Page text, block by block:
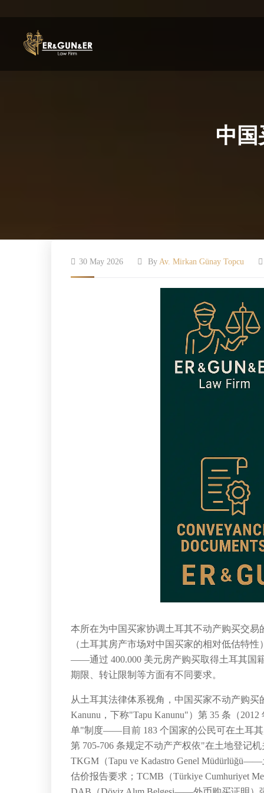
中
30 May 2026 By Av. Mirkan Günay Topcu
本所在为中国买家协调土耳其不动产购买交
（土耳其房产市场对中国买家的相对低估特
——通过 400.000 美元房产购买取得土耳其国
期限、转让限制等方面有不同要求。
从土耳其法律体系视角，中国买家不动产购
Kanunu，下称"Tapu Kanunu"）第 35 条（
单"制度——目前 183 个国家的公民可在土耳
第 705-706 条规定不动产产权依"在土地登记
TKGM（Tapu ve Kadastro Genel
估价报告要求；TCMB（Türkiye Cumhuriyet